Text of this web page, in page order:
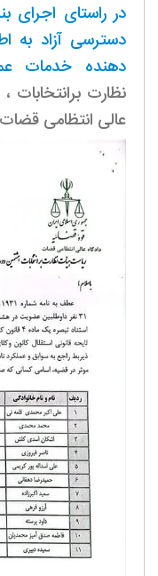
دسترسی آزاد به
دهنده خدمات
نظارت برانتخابات
عالی انتظامی